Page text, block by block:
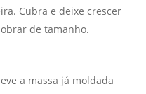
Cubra e deixe crescer
de tamanho.
a massa já moldada